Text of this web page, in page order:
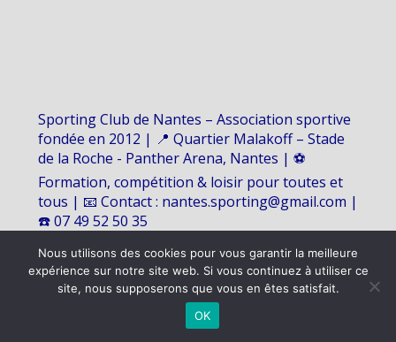
Sporting Club de Nantes – Association sportive
fondée en 2012 | 📍 Quartier Malakoff – Stade
de la Roche - Panther Arena, Nantes | ⚽
Formation, compétition & loisir pour toutes et
tous | 📧 Contact : nantes.sporting@gmail.com |
☎️ 07 49 52 50 35
2026 - SPORTING CLUB DE NANTES | Site internet réalisé par
MENTIONS LÉGALES
Nous utilisons des cookies pour vous garantir la meilleure
expérience sur notre site web. Si vous continuez à utiliser ce
site, nous supposerons que vous en êtes satisfait.
OK